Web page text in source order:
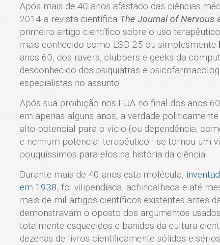
Após mais de 40 anos afastado das ciências
2014 a revista científica The Journal of Nervous
primeiro artigo científico sobre o uso
mais conhecido como LSD-25 ou simplesmente
anos 60, dos ravers, clubbers e geeks da
desconhecido dos psiquiatras e
especialistas no assunto.
Após sua proibição nos EUA no final dos anos
em apenas alguns anos, a verdade
alto potencial para o vício (ou dependência,
e nenhum potencial terapêutico - se tornou um
pouquíssimos paralelos na história da ciência.
Durante mais de 40 anos esta molécula,
em 1938, foi vilipendiada, achincalhada e até
mais de mil artigos científicos existentes antes
demonstravam o oposto dos argumentos
totalmente esquecidos e banidos da cultura
dezenas de livros cientificamente sólidos e